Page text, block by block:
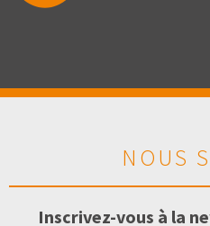
NOUS
Inscrivez-vous à la